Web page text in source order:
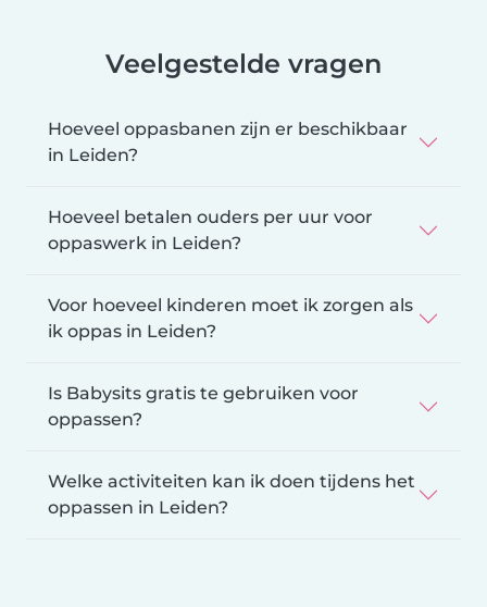
Veelgestelde vragen
Hoeveel oppasbanen zijn er beschikbaar
in Leiden?
Hoeveel betalen ouders per uur voor
oppaswerk in Leiden?
Voor hoeveel kinderen moet ik zorgen als
ik oppas in Leiden?
Is Babysits gratis te gebruiken voor
oppassen?
Welke activiteiten kan ik doen tijdens het
oppassen in Leiden?